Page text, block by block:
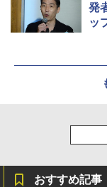
発
ッ
おすすめ記事